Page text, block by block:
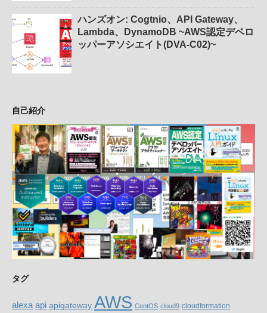
ハンズオン: Cogtnio、API Gateway、
Lambda、DynamoDB ~AWS認定デベロ
ッパーアソシエイト(DVA-C02)~
自己紹介
タグ
alexa api apigateway AWS CentOS cloud9 cloudformation